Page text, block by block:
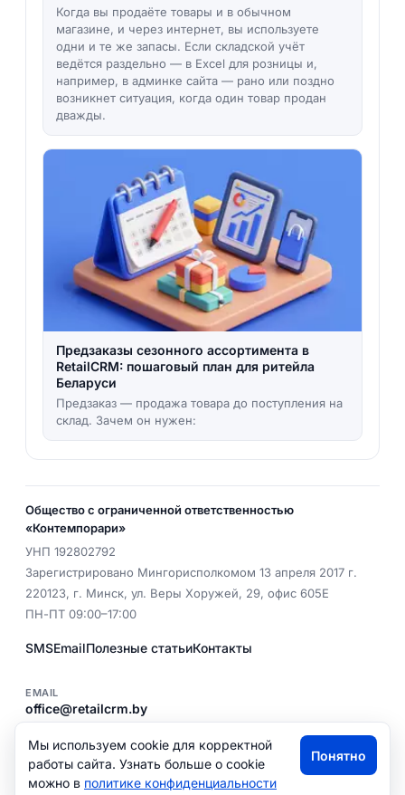
Когда вы продаёте товары и в обычном
магазине, и через интернет, вы используете
одни и те же запасы. Если складской учёт
ведётся раздельно — в Excel для розницы и,
например, в админке сайта — рано или поздно
возникнет ситуация, когда один товар продан
дважды.
Предзаказы сезонного ассортимента в
RetailCRM: пошаговый план для ритейла
Беларуси
Предзаказ — продажа товара до поступления на
склад. Зачем он нужен:
Общество с ограниченной ответственностью
«Контемпорари»
УНП 192802792
Зарегистрировано Мингорисполкомом 13 апреля 2017 г.
220123, г. Минск, ул. Веры Хоружей, 29, офис 605Е
ПН-ПТ 09:00–17:00
SMSEmailПолезные статьиКонтакты
EMAIL
office@retailcrm.by
ТЕЛ.
+375 (29) 341 00 43
Политика конфиденциальности
Мы используем cookie для корректной
работы сайта. Узнать больше о cookie
можно в политике конфиденциальности
Понятно